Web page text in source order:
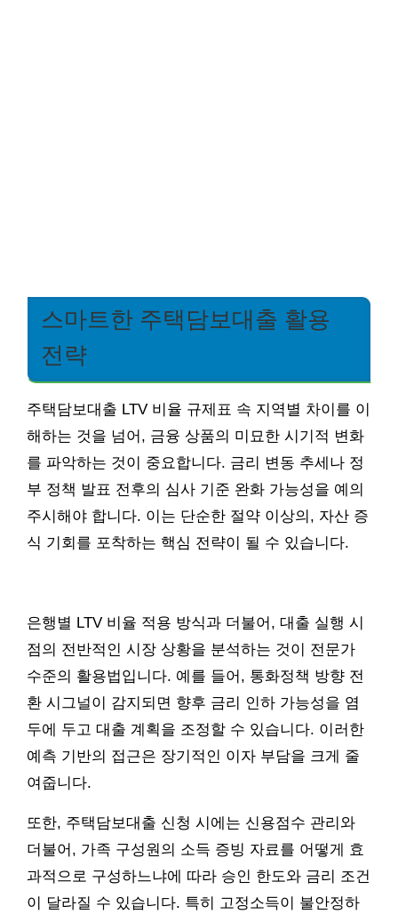
스마트한 주택담보대출 활용
전략
주택담보대출 LTV 비율 규제표 속 지역별 차이를 이
해하는 것을 넘어, 금융 상품의 미묘한 시기적 변화
를 파악하는 것이 중요합니다. 금리 변동 추세나 정
부 정책 발표 전후의 심사 기준 완화 가능성을 예의
주시해야 합니다. 이는 단순한 절약 이상의, 자산 증
식 기회를 포착하는 핵심 전략이 될 수 있습니다.
은행별 LTV 비율 적용 방식과 더불어, 대출 실행 시
점의 전반적인 시장 상황을 분석하는 것이 전문가
수준의 활용법입니다. 예를 들어, 통화정책 방향 전
환 시그널이 감지되면 향후 금리 인하 가능성을 염
두에 두고 대출 계획을 조정할 수 있습니다. 이러한
예측 기반의 접근은 장기적인 이자 부담을 크게 줄
여줍니다.
또한, 주택담보대출 신청 시에는 신용점수 관리와
더불어, 가족 구성원의 소득 증빙 자료를 어떻게 효
과적으로 구성하느냐에 따라 승인 한도와 금리 조건
이 달라질 수 있습니다. 특히 고정소득이 불안정하